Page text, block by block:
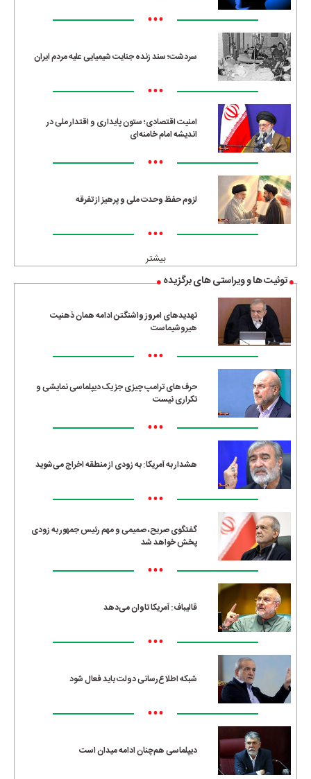
•••
سردشت؛ سند زنده جنایت شیمیایی علیه مردم ایران
•••
امنیت اقتصادی؛ ستون پایداری و اقتدار ملی در
اندیشه امام خامنه‌ای
•••
لزوم حفظ وحدت ملی و پرهیز از تفرقه
•••
بیشتر
توئیت ها و ویراستی های برگزیده
تهدیدهای امروز واشنگتن ادامه همان ذهنیت
هیروشیماست
•••
حرف‌های ترامپ چیزی جز یک دیپلماسی نمایشی و
تکراری نیست
•••
هشدار به آمریکا: به زودی از منطقه اخراج می‌شوید
•••
گفتگوی صریح، صمیمی و مهم رئیس جمهور به زودی
پخش خواهد شد
•••
قالیباف: آمریکا تاوان می‌دهد
•••
شبکه اطلاع‌رسانی دولت باید فعال شود
•••
دیپلماسی هم‌چنان ادامه میدان است